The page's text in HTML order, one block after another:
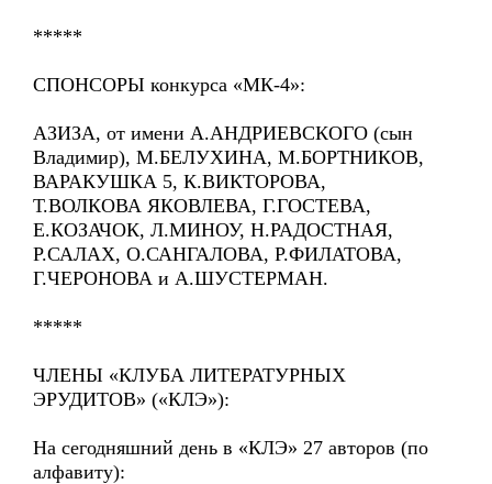
*****
СПОНСОРЫ конкурса «МК-4»:
АЗИЗА, от имени А.АНДРИЕВСКОГО (сын
Владимир), М.БЕЛУХИНА, М.БОРТНИКОВ,
ВАРАКУШКА 5, К.ВИКТОРОВА,
Т.ВОЛКОВА ЯКОВЛЕВА, Г.ГОСТЕВА,
Е.КОЗАЧОК, Л.МИНОУ, Н.РАДОСТНАЯ,
Р.САЛАХ, О.САНГАЛОВА, Р.ФИЛАТОВА,
Г.ЧЕРОНОВА и А.ШУСТЕРМАН.
*****
ЧЛЕНЫ «КЛУБА ЛИТЕРАТУРНЫХ
ЭРУДИТОВ» («КЛЭ»):
На сегодняшний день в «КЛЭ» 27 авторов (по
алфавиту):